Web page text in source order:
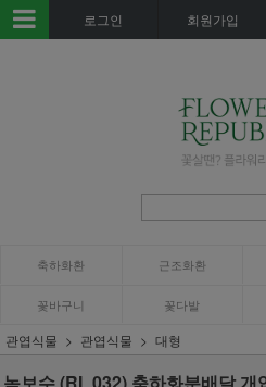
로그인 회원가입
축하화환 근조화환
꽃바구니 꽃다발
관엽식물 관엽식물 대형